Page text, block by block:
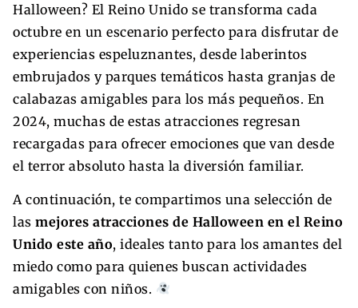
Halloween? El Reino Unido se transforma cada
octubre en un escenario perfecto para disfrutar de
experiencias espeluznantes, desde laberintos
embrujados y parques temáticos hasta granjas de
calabazas amigables para los más pequeños. En
2024, muchas de estas atracciones regresan
recargadas para ofrecer emociones que van desde
el terror absoluto hasta la diversión familiar.
A continuación, te compartimos una selección de
las mejores atracciones de Halloween en el Reino
Unido este año, ideales tanto para los amantes del
miedo como para quienes buscan actividades
amigables con niños.